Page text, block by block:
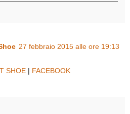
27 febbraio 2015 alle ore 19:13
SHOE | FACEBOOK